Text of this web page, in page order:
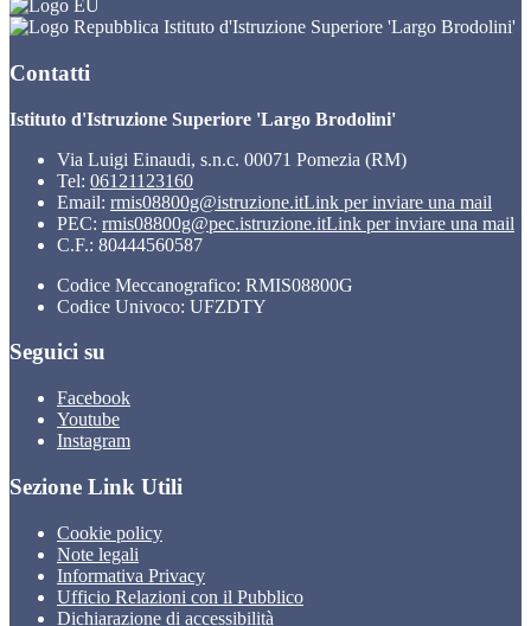
Istituto d'Istruzione Superiore 'Largo Brodolini'
Contatti
Istituto d'Istruzione Superiore 'Largo Brodolini'
Via Luigi Einaudi, s.n.c. 00071 Pomezia (RM)
Tel: 06121123160
Email: rmis08800g@istruzione.itLink per inviare una mail
PEC: rmis08800g@pec.istruzione.itLink per inviare una mail
C.F.: 80444560587
Codice Meccanografico: RMIS08800G
Codice Univoco: UFZDTY
Seguici su
Facebook
Youtube
Instagram
Sezione Link Utili
Cookie policy
Note legali
Informativa Privacy
Ufficio Relazioni con il Pubblico
Dichiarazione di accessibilità